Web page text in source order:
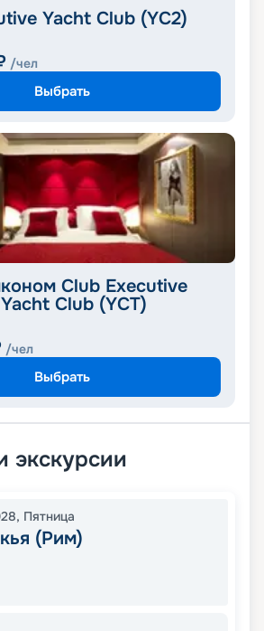
Yacht Club (YC2)
/чел
Выбрать
Club Executive
Club (YCT)
/чел
Выбрать
экскурсии
, Пятница
(Рим)